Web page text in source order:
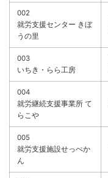
002
就労支援センター きぼ
うの里
003
いちき・らら工房
004
就労継続支援事業所 て
らこや
005
就労支援施設せっぺか
ん